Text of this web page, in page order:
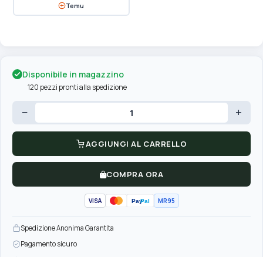
Temu
Disponibile in magazzino
120 pezzi pronti alla spedizione
− +
AGGIUNGI AL CARRELLO
COMPRA ORA
VISA PayPal MR95
Spedizione Anonima Garantita
Pagamento sicuro